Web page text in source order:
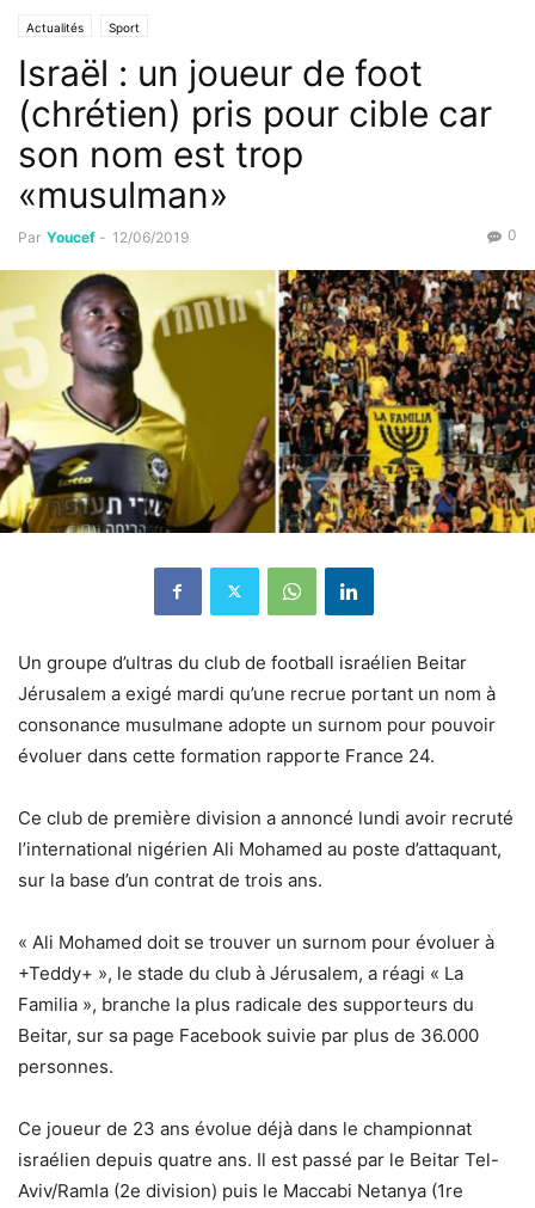
Actualités Sport
Israël : un joueur de foot
(chrétien) pris pour cible car
son nom est trop
«musulman»
Par Youcef - 12/06/2019 0
Un groupe d’ultras du club de football israélien Beitar
Jérusalem a exigé mardi qu’une recrue portant un nom à
consonance musulmane adopte un surnom pour pouvoir
évoluer dans cette formation rapporte France 24.
Ce club de première division a annoncé lundi avoir recruté
l’international nigérien Ali Mohamed au poste d’attaquant,
sur la base d’un contrat de trois ans.
« Ali Mohamed doit se trouver un surnom pour évoluer à
+Teddy+ », le stade du club à Jérusalem, a réagi « La
Familia », branche la plus radicale des supporteurs du
Beitar, sur sa page Facebook suivie par plus de 36.000
personnes.
Ce joueur de 23 ans évolue déjà dans le championnat
israélien depuis quatre ans. Il est passé par le Beitar Tel-
Aviv/Ramla (2e division) puis le Maccabi Netanya (1re